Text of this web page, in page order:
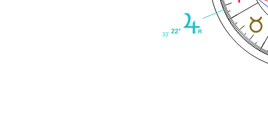
22°
33'